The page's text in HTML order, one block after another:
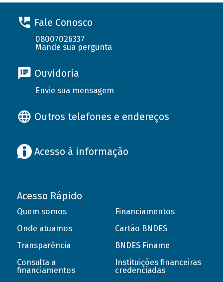
Fale Conosco
08007026337
Mande sua pergunta
Ouvidoria
Envie sua mensagem
Outros telefones e endereços
Acesso à informação
Acesso Rápido
Quem somos
Onde atuamos
Transparência
Consulta a
financiamentos
Financiamentos
Cartão BNDES
BNDES Finame
Instituições financeiras
credenciadas